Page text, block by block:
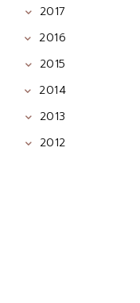
2017
2016
2015
2014
2013
2012